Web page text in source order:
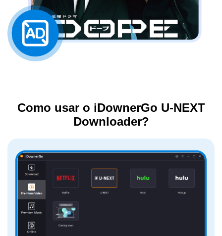
Como usar o iDownerGo U-NEXT
Downloader?